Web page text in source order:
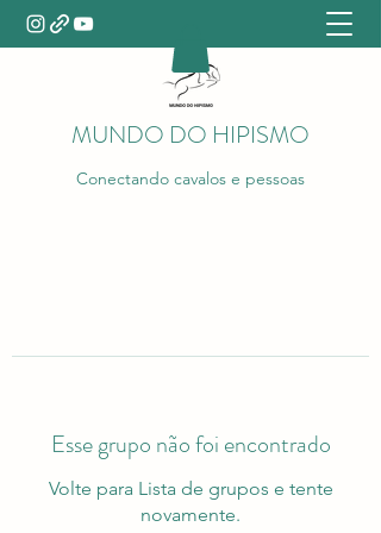
MUNDO DO HIPISMO
Conectando cavalos e pessoas
Esse grupo não foi encontrado
Volte para Lista de grupos e tente
novamente.